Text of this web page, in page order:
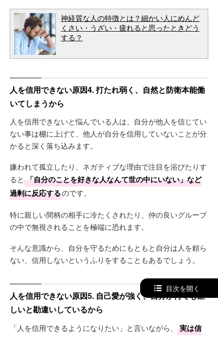
神経質な人の特徴とは？細かい人にめんど
くさい・うざい・疲れると思ったときどう
する？
人を信用できない原因4. 打たれ弱く、自然と防衛本能働
いてしまうから
人を信用できないと悩んでいる人は、自分が他人を信じてい
ない事は棚に上げて、他人が自分を信用していないことが分
かると深く落ち込みます。
嫌われて孤立したり、ネガティブな理由で注目を浴びたりす
ると 「自分のことを好きな人なんて世の中にいない」など
過剰に反応するのです。
特に親しい間柄の相手に冷たくされたり、仲の良いグループ
の中で無視されることを極端に恐れます。
そんな意識から、自分を守るためにもともと自分は人を頼ら
ない、信用しないというふりをすることもあるでしょう。
人を信用できない原因5. 自己愛が強く、自分が何でも正
しいと勘違いしているから
「人を信用できるようになりたい」と言いながら、
実は信
目次を開く